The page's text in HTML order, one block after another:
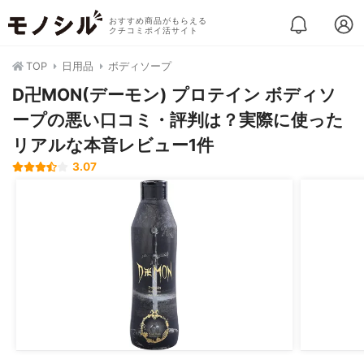
おすすめ商品がもらえる
クチコミポイ活サイト
TOP 日用品 ボディソープ
D卍MON(デーモン) プロテイン ボディソ
ープの悪い口コミ・評判は？実際に使った
リアルな本音レビュー1件
3.07